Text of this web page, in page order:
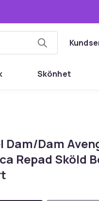
Skönhet
Dam/Dam
Repad Sköld